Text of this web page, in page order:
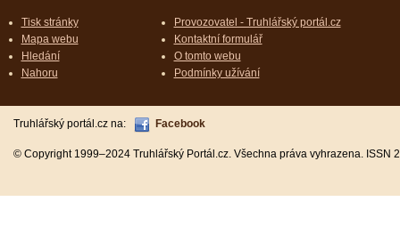
Tisk stránky
Mapa webu
Hledání
Nahoru
Provozovatel - Truhlářský portál.cz
Kontaktní formulář
O tomto webu
Podmínky užívání
Truhlářský portál.cz na: Facebook
© Copyright 1999–2024 Truhlářský Portál.cz. Všechna práva vyhrazena.